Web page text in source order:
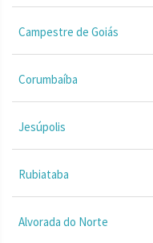
Campestre de Goiás
Corumbaíba
Jesúpolis
Rubiataba
Alvorada do Norte